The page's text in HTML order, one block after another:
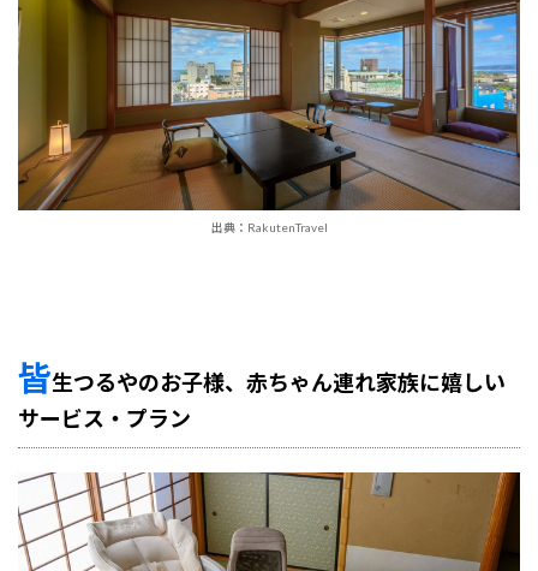
出典：RakutenTravel
皆生つるやのお子様、赤ちゃん連れ家族に嬉しい
サービス・プラン